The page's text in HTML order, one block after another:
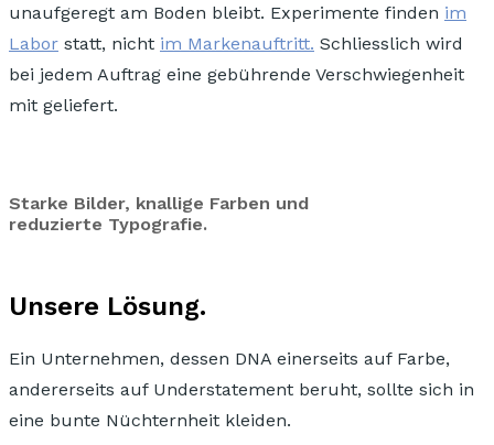
unaufgeregt am Boden bleibt. Experimente finden im
Labor statt, nicht im Markenauftritt. Schliesslich wird
bei jedem Auftrag eine gebührende Verschwiegenheit
mit geliefert.
Starke Bilder, knallige Farben und
reduzierte Typografie.
Unsere Lösung.
Ein Unternehmen, dessen DNA einerseits auf Farbe,
andererseits auf Understatement beruht, sollte sich in
eine bunte Nüchternheit kleiden.